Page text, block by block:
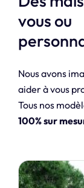
vous ou
Nous avons
aider à vous
Tous nos
100% sur